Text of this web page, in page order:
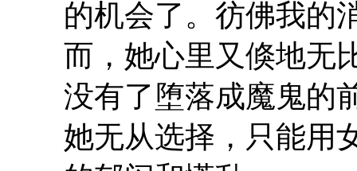
的机会了。彷佛我的
而，她心里又倏地无
没有了堕落成魔鬼的
她无从选择，只能用